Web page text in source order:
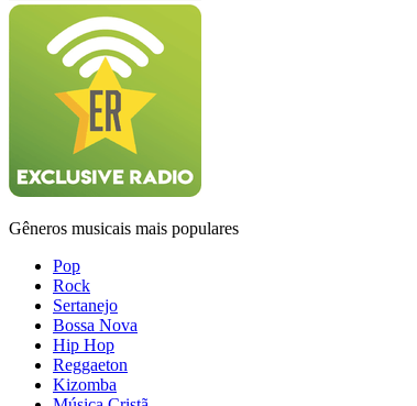
Gêneros musicais mais populares
Pop
Rock
Sertanejo
Bossa Nova
Hip Hop
Reggaeton
Kizomba